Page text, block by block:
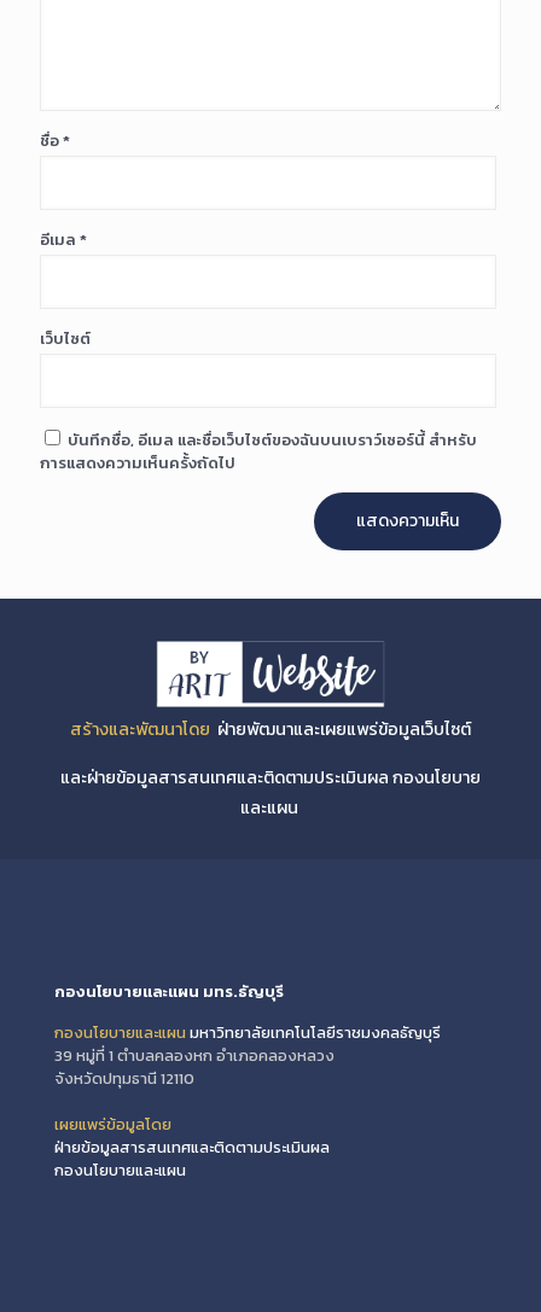
ชื่อ*
อีเมล *
เว็บไซต์
บันทึกชื่อ, อีเมล และชื่อเว็บไซต์ของฉันบนเบราว์เซอร์นี้ สำหรับ
การแสดงความเห็นครั้งถัดไป
สร้างและพัฒนาโดย ฝ่ายพัฒนาและเผยแพร่ข้อมูลเว็บไซต์
และฝ่ายข้อมูลสารสนเทศและติดตามประเมินผล กองนโยบาย
และแผน
กองนโยบายและแผน มทร.ธัญบุรี
กองนโยบายและแผน มหาวิทยาลัยเทคโนโลยีราชมงคลธัญบุรี
39 หมู่ที่ 1 ตำบลคลองหก อำเภอคลองหลวง
จังหวัดปทุมธานี 12110
เผยแพร่ข้อมูลโดย
ฝ่ายข้อมูลสารสนเทศและติดตามประเมินผล
กองนโยบายและแผน